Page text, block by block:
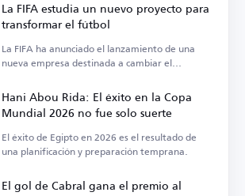
La FIFA estudia un nuevo proyecto para
transformar el fútbol
La FIFA ha anunciado el lanzamiento de una
nueva empresa destinada a cambiar el
Hani Abou Rida: El éxito en la Copa
Mundial 2026 no fue solo suerte
El éxito de Egipto en 2026 es el resultado de
una planificación y preparación temprana.
El gol de Cabral gana el premio al